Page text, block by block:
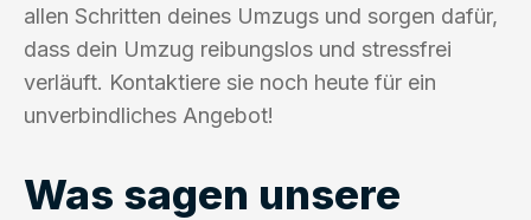
allen Schritten deines Umzugs und sorgen dafür,
dass dein Umzug reibungslos und stressfrei
verläuft. Kontaktiere sie noch heute für ein
unverbindliches Angebot!
Was sagen unsere